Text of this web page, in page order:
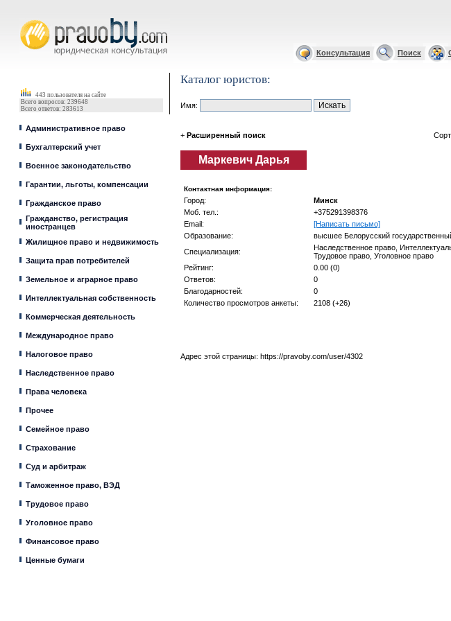
Консультация Поиск
443 пользователя на сайте
Всего вопросов: 239648
Всего ответов: 283613
Административное право
Бухгалтерский учет
Военное законодательство
Гарантии, льготы, компенсации
Гражданское право
Гражданство, регистрация
иностранцев
Жилищное право и недвижимость
Защита прав потребителей
Земельное и аграрное право
Интеллектуальная собственность
Коммерческая деятельность
Международное право
Налоговое право
Наследственное право
Права человека
Прочее
Семейное право
Страхование
Суд и арбитраж
Таможенное право, ВЭД
Трудовое право
Уголовное право
Финансовое право
Ценные бумаги
Каталог юристов:
Имя:
+ Расширенный поиск
Маркевич Дарья
Контактная информация:
Город:
Минск
Моб. тел.:
+375291398376
Email:
[Написать письмо]
Образование:
высшее Белорусский
Специализация:
Наследственное право,
Трудовое право, Уголовное право
Рейтинг:
0.00 (0)
Ответов:
0
Благодарностей:
0
Количество просмотров анкеты:
2108 (+26)
Адрес этой страницы: https://pravoby.com/user/4302